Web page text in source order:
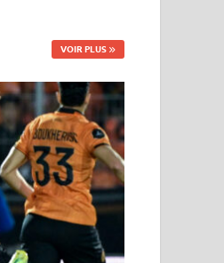
VOIR PLUS